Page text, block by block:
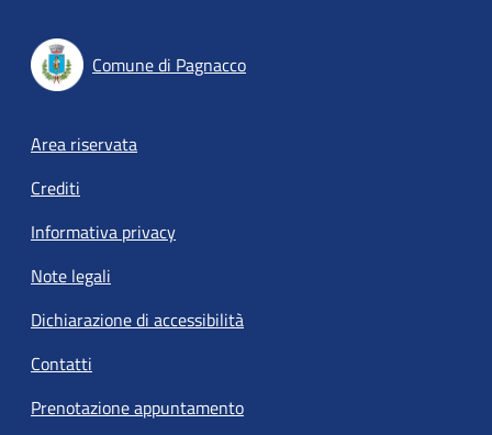
Comune di Pagnacco
Footer menu
Area riservata
Crediti
Informativa privacy
Note legali
Dichiarazione di accessibilità
Contatti
Prenotazione appuntamento